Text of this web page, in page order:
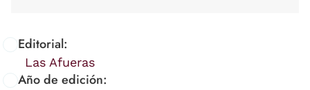
Editorial:
Las Afueras
Año de edición: